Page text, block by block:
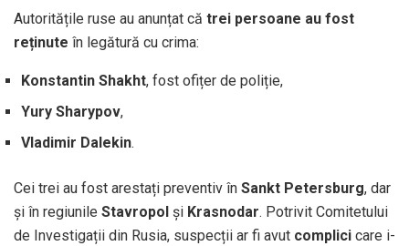
Autoritățile ruse au anunțat că trei persoane au fost
reținute în legătură cu crima:
Konstantin Shakht, fost ofițer de poliție,
Yury Sharypov,
Vladimir Dalekin.
Cei trei au fost arestați preventiv în Sankt Petersburg, dar
și în regiunile Stavropol și Krasnodar. Potrivit Comitetului
de Investigații din Rusia, suspecții ar fi avut complici care i-